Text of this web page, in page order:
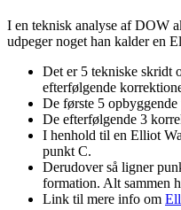
I en teknisk analyse af DOW
udpeger noget han kalder en
Det er 5 tekniske skridt
efterfølgende
De første 5
De efterfølgende 3
I henhold til en Elliot
punkt C.
Derudover så ligner
formation. Alt sammen
Link til mere info om